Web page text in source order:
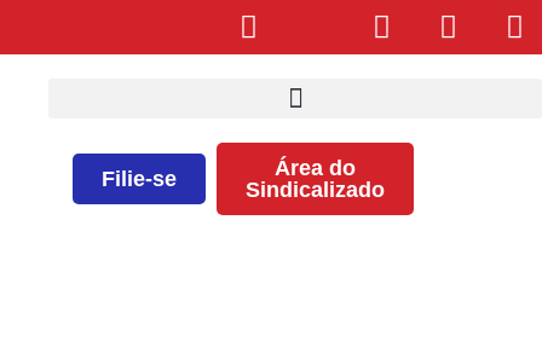
Filie-se
Área do
Sindicalizado